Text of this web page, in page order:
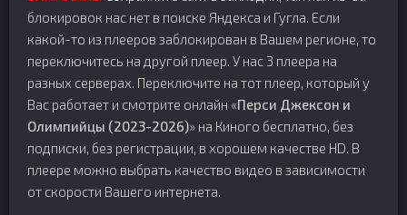
блокировок нас нет в поиске Яндекса и Гугла. Если
какой-то из плееров заблокирован в Вашем регионе, то
переключитесь на другой плеер. У нас 3 плеера на
разных серверах. Переключите на тот плеер, который у
Вас работает и смотрите онлайн «Перси Джексон и
Олимпийцы (2023-2026)» на Киного бесплатно, без
подписки, без регистрации, в хорошем качестве HD. В
плеере можно выбрать качество видео в зависимости
от скорости Вашего интернета.